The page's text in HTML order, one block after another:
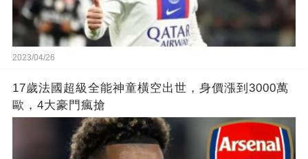
2023/04/26
17歲法國超級全能神童橫空出世，身價漲到3000萬
歐，4大豪門瘋搶